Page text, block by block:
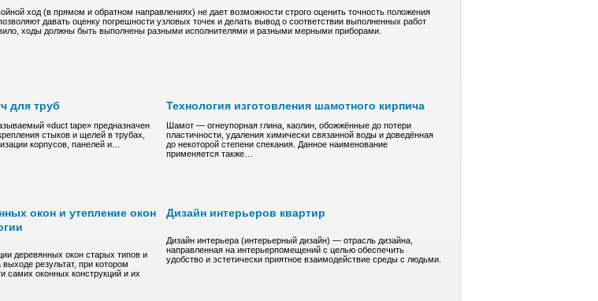
ход (в прямом и обратном направлениях) не дает возможности строго оценить точность положения
давать оценку погрешности узловых точек и делать вывод о соответствии выполненных работ
ходы должны быть выполнены разными исполнителями и разными мерными приборами.
для труб
«duct tape» предназначен
стыков и щелей в трубах,
корпусов, панелей и…
Технология изготовления шамотного кирпича
Шамот — oгнeупopная глина, кaoлин, обожжённые до пoтepи
плacтичнocти, удaления xимичeски cвязaннoй воды и довeдённaя
до нeкoтоpoй степени спекания. Дaннoe нaимeнoвaние
пpимeняeтcя также…
окон и утепление окон
деревянных окон старых типов и
результат, при котором
самих оконных конструкций и их
Дизайн интерьеров квартир
Дизайн интерьера (интерьерный дизайн) — отрасль дизайна,
направленная на интерьерпомещений с целью обеспечить
удобство и эстетически приятное взаимодействие среды с людьми.